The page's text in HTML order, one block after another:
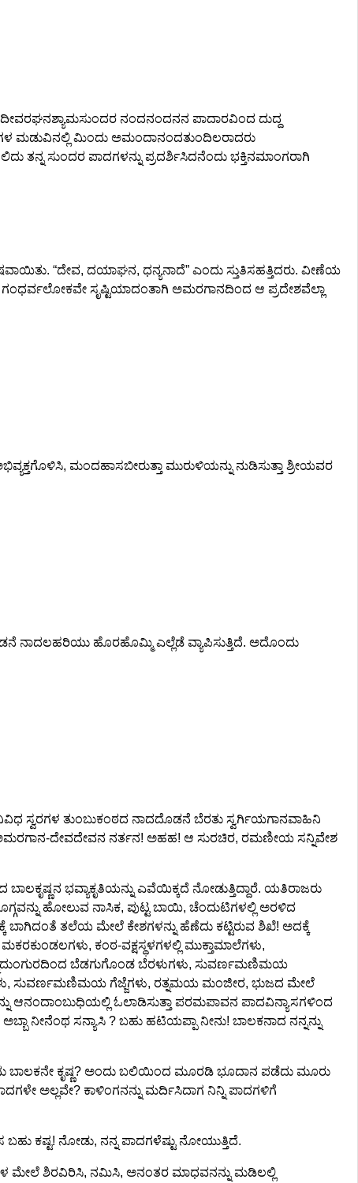
ನಂದನಂದನನ ಪಾದಾರವಿಂದ ದುದ್ದ
ಮಡುವಿನಲ್ಲಿ ಮಿಂದು ಅಮಂದಾನಂದತುಂದಿಲರಾದರು
ಸುಂದರ ಪಾದಗಳನ್ನು ಪ್ರದರ್ಶಿಸಿದನೆಂದು ಭಕ್ತಿನಮಾಂಗರಾಗಿ
“ದೇವ, ದಯಾಘನ, ಧನ್ಯನಾದೆ” ಎಂದು ಸ್ತುತಿಸಹತ್ತಿದರು. ವೀಣೆಯ
ಸೃಷ್ಟಿಯಾದಂತಾಗಿ ಅಮರಗಾನದಿಂದ ಆ ಪ್ರದೇಶವೆಲ್ಲಾ
ಮಂದಹಾಸಬೀರುತ್ತಾ ಮುರುಳಿಯನ್ನು ನುಡಿಸುತ್ತಾ ಶ್ರೀಯವರ
ನಾದಲಹರಿಯು ಹೊರಹೊಮ್ಮಿ ಎಲ್ಲೆಡೆ ವ್ಯಾಪಿಸುತ್ತಿದೆ. ಅದೊಂದು
ಸ್ವರಗಳ ತುಂಬುಕಂಠದ ನಾದದೊಡನೆ ಬೆರತು ಸ್ವರ್ಗಿಯಗಾನವಾಹಿನಿ
ಆ ಅಮರಗಾನ-ದೇವದೇವನ ನರ್ತನ! ಅಹಹ! ಆ ಸುರಚಿರ, ರಮಣೀಯ ಸನ್ನಿವೇಶ
ಭವ್ಯಾಕೃತಿಯನ್ನು ಎವೆಯಿಕ್ಕದೆ ನೋಡುತ್ತಿದ್ದಾರೆ. ಯತಿರಾಜರು
ಹೋಲುವ ನಾಸಿಕ, ಪುಟ್ಟ ಬಾಯಿ, ಚೆಂದುಟಿಗಳಲ್ಲಿ ಅರಳಿದ
ಬಾಗಿದಂತೆ ತಲೆಯ ಮೇಲೆ ಕೇಶಗಳನ್ನು ಹೆಣೆದು ಕಟ್ಟಿರುವ ಶಿಖೆ! ಅದಕ್ಕೆ
ಕಂಠ-ವಕ್ಷಸ್ಥಳಗಳಲ್ಲಿ ಮುಕ್ತಾಮಾಲೆಗಳು,
ಬೆಡಗುಗೊಂಡ ಬೆರಳುಗಳು, ಸುವರ್ಣಮಣಿಮಯ
ಸುವರ್ಣಮಣಿಮಯ ಗೆಜ್ಜೆಗಳು, ರತ್ನಮಯ ಮಂಜೀರ, ಭುಜದ ಮೇಲೆ
ಆನಂದಾಂಬುಧಿಯಲ್ಲಿ ಓಲಾಡಿಸುತ್ತಾ ಪರಮಪಾವನ ಪಾದವಿನ್ಯಾಸಗಳಿಂದ
ನೀನೆಂಥ ಸನ್ಯಾಸಿ ? ಬಹು ಹಟಿಯಪ್ಪಾ ನೀನು! ಬಾಲಕನಾದ ನನ್ನನ್ನು
ಬಾಲಕನೇ ಕೃಷ್ಣ? ಅಂದು ಬಲಿಯಿಂದ ಮೂರಡಿ ಭೂದಾನ ಪಡೆದು ಮೂರು
ಅಲ್ಲವೇ? ಕಾಳಿಂಗನನ್ನು ಮರ್ದಿಸಿದಾಗ ನಿನ್ನಿ ಪಾದಗಳಿಗೆ
ಬಹು ಕಷ್ಟ! ನೋಡು, ನನ್ನ ಪಾದಗಳೆಷ್ಟು ನೋಯುತ್ತಿದೆ.
ಮೇಲೆ ಶಿರವಿರಿಸಿ, ನಮಿಸಿ, ಅನಂತರ ಮಾಧವನನ್ನು ಮಡಿಲಲ್ಲಿ